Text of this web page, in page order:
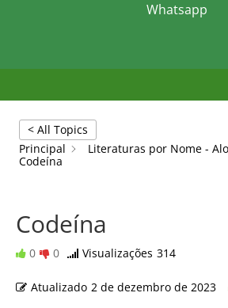
Whatsapp
< All Topics
Principal
Literaturas por Nome -
Codeína
Codeína
0 0 Visualizações 314
Atualizado 2 de dezembro de 2023